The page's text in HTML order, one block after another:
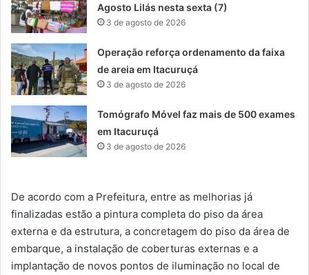
Agosto Lilás nesta sexta (7)
3 de agosto de 2026
Operação reforça ordenamento da faixa
de areia em Itacuruçá
3 de agosto de 2026
Tomógrafo Móvel faz mais de 500 exames
em Itacuruçá
3 de agosto de 2026
De acordo com a Prefeitura, entre as melhorias já
finalizadas estão a pintura completa do piso da área
externa e da estrutura, a concretagem do piso da área de
embarque, a instalação de coberturas externas e a
implantação de novos pontos de iluminação no local de